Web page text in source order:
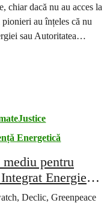
chiar dacă nu au acces la
au înțeles că nu
sau Autoritatea
care ar trebui
Energetică
pentru
Energie și
Declic, Greenpeace